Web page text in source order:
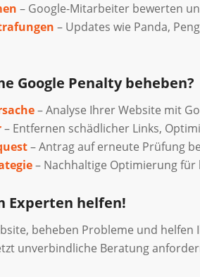
– Google-Mitarbeiter bewerten
– Updates wie Panda,
Google Penalty beheben?
– Analyse Ihrer Website mit
– Entfernen schädlicher Links,
– Antrag auf erneute Prüfung
– Nachhaltige Optimierung für
Experten helfen!
beheben Probleme und helfen
unverbindliche Beratung